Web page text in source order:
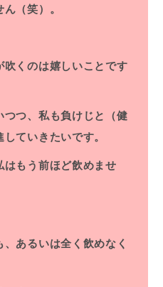
（笑）。
吹くのは嬉しいことです
つつ、私も負けじと（健
ていきたいです。
はもう前ほど飲めませ
あるいは全く飲めなく